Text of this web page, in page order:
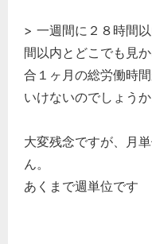
> 一週間に２８時間
間以内とどこでも見
合１ヶ月の総労働時
いけないのでしょうか
大変残念ですが、月
ん。
あくまで週単位です